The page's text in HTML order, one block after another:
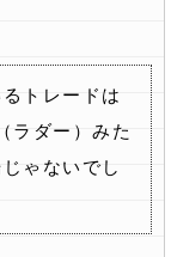
トレードは
ラダー）みた
ゃないでし